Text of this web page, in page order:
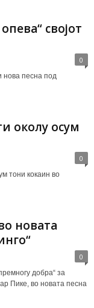
својот
0
нова песна под
околу осум
0
тони кокаин во
новата
0
добра“ за
Пике, во новата песна